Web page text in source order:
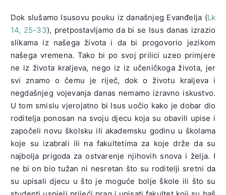
Dok slušamo Isusovu pouku iz današnjeg Evanđelja (Lk
14, 25-33), pretpostavljamo da bi se Isus danas izrazio
slikama iz našega života i da bi progovorio jezikom
našega vremena. Tako bi po svoj prilici uzeo primjere
ne iz života kraljeva, nego iz iz učeničkoga života, jer
svi znamo o čemu je riječ, dok o životu kraljeva i
negdašnjeg vojevanja danas nemamo izravno iskustvo.
U tom smislu vjerojatno bi Isus uočio kako je dobar dio
roditelja ponosan na svoju djecu koja su obavili upise i
započeli novu školsku ili akademsku godinu u školama
koje su izabrali ili na fakultetima za koje drže da su
najbolja prigoda za ostvarenje njihovih snova i želja. I
ne bi on bio tužan ni nesretan što su roditelji sretni da
su upisali djecu u što je moguće bolje škole ili što su